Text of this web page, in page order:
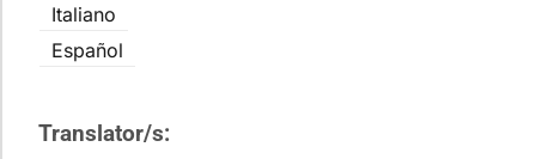
Italiano
Español
Translator/s: